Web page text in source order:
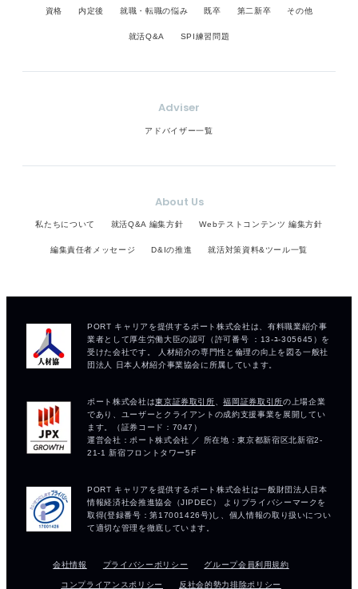
資格 内定後 就職・転職の悩み 既卒 第二新卒 その他
就活Q&A SPI練習問題
Adviser
アドバイザー一覧
About Us
私たちについて 就活Q&A 編集方針 Webテストコンテンツ 編集方針
編集責任者メッセージ D&Iの推進 就活対策資料&ツール一覧
会社情報 プライバシーポリシー グループ会員利用規約
コンプライアンスポリシー 反社会的勢力排除ポリシー